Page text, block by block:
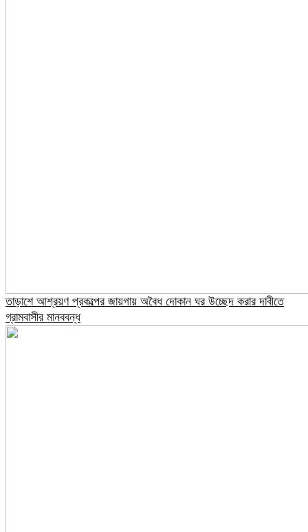
তাড়াশে আশ্রয়ণ প্রকল্পের জায়গায় অবৈধ দোকান ঘর উচ্ছেদ করার দাবীতে
গ্রামবাসীর মানববন্ধ